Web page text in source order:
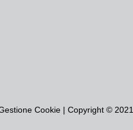
Cookie | Copyright ©